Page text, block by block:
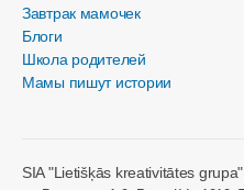
Завтрак мамочек
Блоги
Школа родителей
Мамы пишут истории
SIA "Lietišķās kreativitātes grupa"